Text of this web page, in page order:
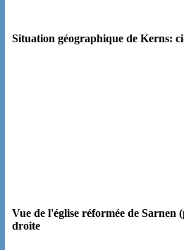
Situation géographique de Kerns:
Vue de l'église réformée de Sarnen
droite